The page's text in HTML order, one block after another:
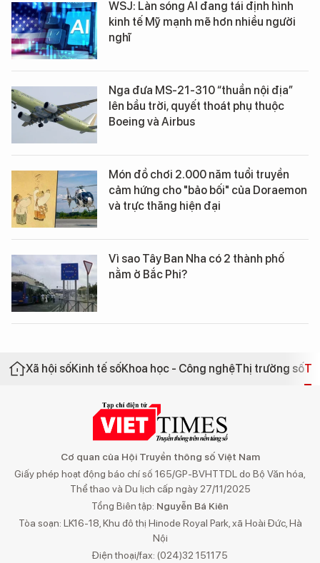
WSJ: Làn sóng AI đang tái định hình
kinh tế Mỹ mạnh mẽ hơn nhiều người
nghĩ
Nga đưa MS-21-310 “thuần nội địa”
lên bầu trời, quyết thoát phụ thuộc
Boeing và Airbus
Món đồ chơi 2.000 năm tuổi truyền
cảm hứng cho "bảo bối" của Doraemon
và trực thăng hiện đại
Vì sao Tây Ban Nha có 2 thành phố
nằm ở Bắc Phi?
Xã hội sốKinh tế sốKhoa học - Công nghệThị trường số
Cơ quan của Hội Truyền thông số Việt Nam
Giấy phép hoạt động báo chí số 165/GP-BVHTTDL do Bộ Văn hóa,
Thể thao và Du lịch cấp ngày 27/11/2025
Tổng Biên tập: Nguyễn Bá Kiên
Tòa soạn: LK16-18, Khu đô thị Hinode Royal Park, xã Hoài Đức, Hà
Nội
Điện thoại/fax: (024)32 151175